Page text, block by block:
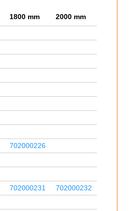
1800 mm
2000 mm
702000226
702000231
702000232